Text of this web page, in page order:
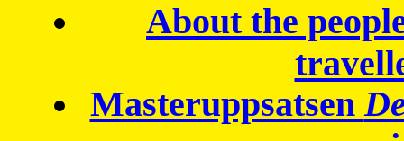
About the
Masteruppsatsen